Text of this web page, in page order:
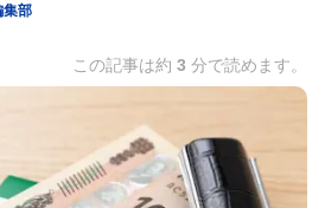
集部
この記事は約 3 分で読めます。